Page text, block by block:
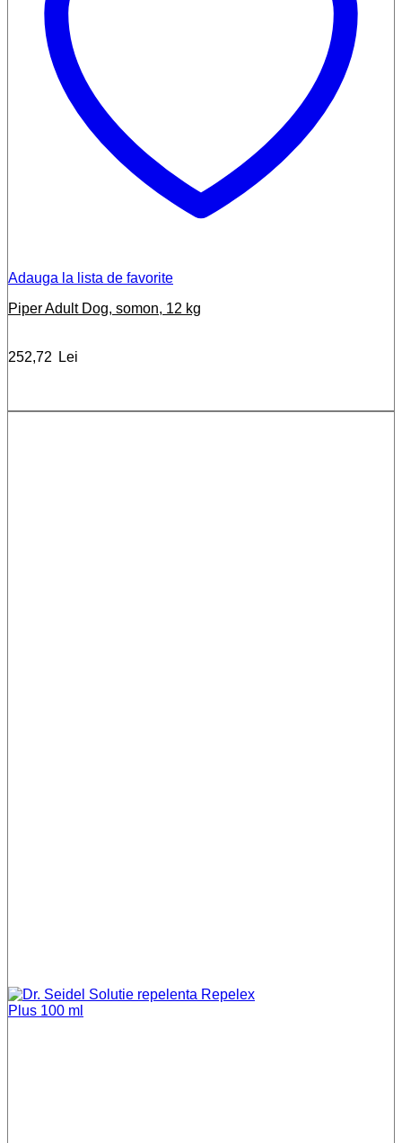
Adauga la lista de favorite
Piper Adult Dog, somon, 12 kg
252,72 Lei